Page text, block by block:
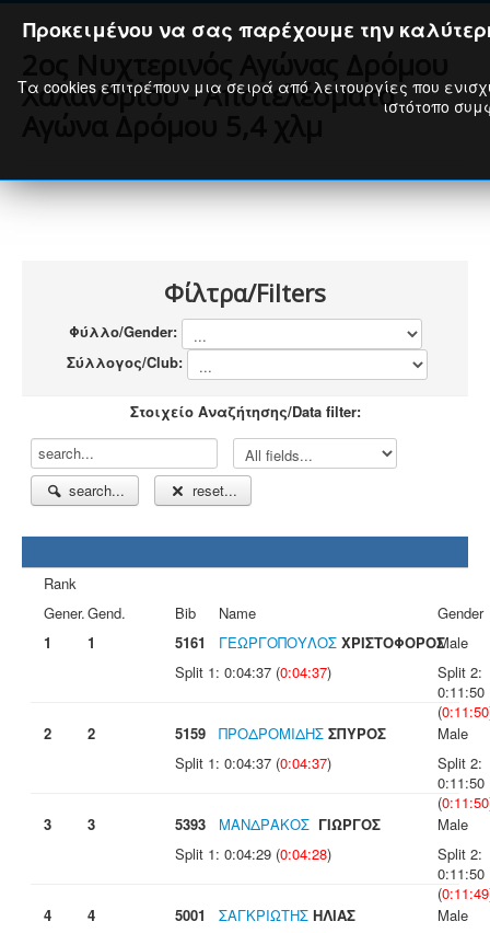
Χαλανδρίου - Αποτελέσματα
Φίλτρα/Filters
Φύλλο/Gender:
Σύλλογος/Club:
Στοιχείο Αναζήτησης/Data filter:
search... reset...
Rank
Gener.Gend. Bib Name
Gender
1
1 5161 ΓΕΩΡΓΟΠΟΥΛΟΣ ΧΡΙΣΤΟΦΟΡΟΣMale
Split 1: 0:04:37 (0:04:37)
Split 2:
0:11:50
(0:11:50
2
2 5159 ΠΡΟΔΡΟΜΙΔΗΣ ΣΠΥΡΟΣ
Male
Split 1: 0:04:37 (0:04:37)
Split 2:
0:11:50
(0:11:50
3
3 5393 ΜΑΝΔΡΑΚΟΣ ΓΙΩΡΓΟΣ
Male
Split 1: 0:04:29 (0:04:28)
Split 2:
0:11:50
(0:11:49
4
4 5001 ΣΑΓΚΡΙΩΤΗΣ ΗΛΙΑΣ
Male
Προκειμένου να σας παρέχουμε την
Τα cookies επιτρέπουν μια σειρά από λειτουργίες που
ιστότοπο